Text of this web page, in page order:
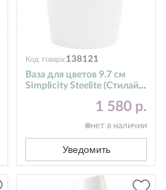
Код товара:138121
Ваза для цветов 9.7 см
Simplicity Steelite (Стилайт)
1 580 р.
нет в наличии
Уведомить